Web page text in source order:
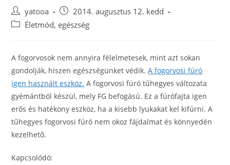
Post
author:
yatooa
Post
published:
2014. augusztus 12. kedd
PostÉletmód, egészség
A fogorvosok nem annyira félelmetesek, mint azt sokan
gondolják, hiszen egészségünket védik.A fogorvosi fúró
igen használt eszköz. A fogorvosi fúró tűhegyes változata
gyémántból készül, mely FG befogású. Ez a fúrófajta igen
erős és hatékony eszköz, ha a kisebb lyukakat kel kifúrni. A
tűhegyes fogorvosi fúró nem okoz fájdalmat és könnyedén
kezelhető.
Kapcsolódó: